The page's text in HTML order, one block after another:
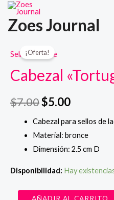
contenido
Zoes Journal
¡Oferta!
Sellos de lacre
Cabezal
$7.00$5.00
Cabezal para sellos de
Material: bronce
Dimensión: 2.5 cm D
Disponibilidad: Hay
Cabezal